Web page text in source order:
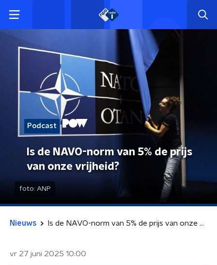
Podcast
Is de NAVO-norm van 5% de prijs
van onze vrijheid?
foto: ANP
Nieuws Is de NAVO-norm van 5% de prijs van onze vrijheid?
vr 27 juni 2025 10:00